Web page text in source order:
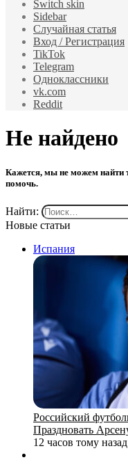
Switch skin
Sidebar
Случайная статья
Вход / Регистрация
TikTok
Telegram
Одноклассники
vk.com
Reddit
Не найдено
Кажется, мы не можем найти
помочь.
Найти:
Новые статьи
Испания
Российский
Праздновать
12 часов тому назад